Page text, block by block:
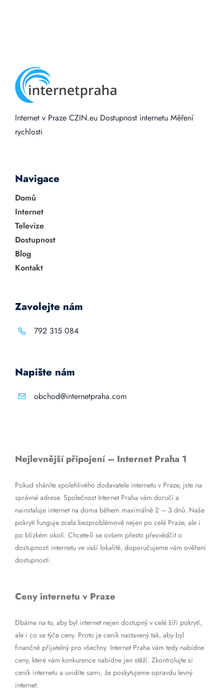
Internet v Praze CZIN.eu Dostupnost internetu Měření
rychlosti
Navigace
Domů
Internet
Televize
Dostupnost
Blog
Kontakt
Zavolejte nám
792 315 084
Napište nám
obchod@internetpraha.com
Nejlevnější připojení – Internet Praha 1
Pokud sháníte spolehlivého dodavatele internetu v Praze, jste na
správné adrese. Společnost Internet Praha vám doručí a
nainstaluje internet na doma během maximálně 2 – 3 dnů. Naše
pokrytí funguje zcela bezproblémově nejen po celé Praze, ale i
po blízkém okolí. Chcete-li se ovšem přesto přesvědčit o
dostupnosti internetu ve vaší lokalitě, doporučujeme vám ověření
dostupnosti.
Ceny internetu v Praze
Dbáme na to, aby byl internet nejen dostupný v celé šíři pokrytí,
ale i co se týče ceny. Proto je ceník nastavený tak, aby byl
finančně přijatelný pro všechny. Internet Praha vám tedy nabídne
ceny, které vám konkurence nabídne jen stěží. Zkontrolujte si
ceník internetu a uvidíte sami, že poskytujeme opravdu levný
internet.